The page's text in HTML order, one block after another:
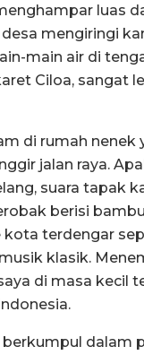
luas
mengiringi
main air di
Ciloa, sangat
di rumah nenek
jalan raya.
suara tapak
berisi
kota terdengar
klasik.
di masa kecil
berkumpul dalam